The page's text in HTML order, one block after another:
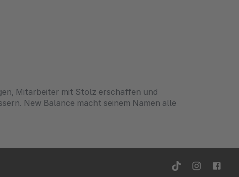
Mitarbeiter mit Stolz erschaffen und
New Balance macht seinem Namen alle